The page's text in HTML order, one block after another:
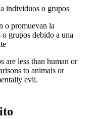
individuos o grupos
o promuevan la
grupos debido a una
are less than human or
to animals or
evil.